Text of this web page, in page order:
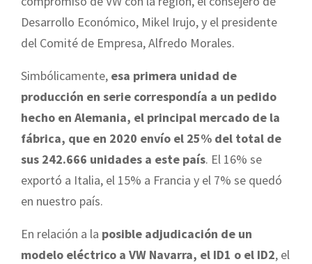
Desarrollo Económico, Mikel Irujo, y el presidente
del Comité de Empresa, Alfredo Morales.
Simbólicamente, esa primera unidad de
producción en serie correspondía a un pedido
hecho en Alemania, el principal mercado de la
fábrica, que en 2020 envío el 25% del total de
sus 242.666 unidades a este país. El 16% se
exportó a Italia, el 15% a Francia y el 7% se quedó
en nuestro país.
En relación a la posible adjudicación de un
modelo eléctrico a VW Navarra, el ID1 o el ID2, el